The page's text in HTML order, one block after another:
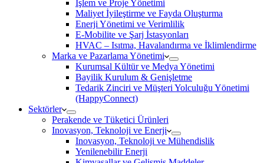
İşlem ve Proje Yönetimi
Maliyet İyileştirme ve Fayda Oluşturma
Enerji Yönetimi ve Verimlilik
E-Mobilite ve Şarj İstasyonları
HVAC – Isıtma, Havalandırma ve İklimlendirme
Marka ve Pazarlama Yönetimi
Kurumsal Kültür ve Medya Yönetimi
Bayilik Kurulum & Genişletme
Tedarik Zinciri ve Müşteri Yolculuğu Yönetimi
(HappyConnect)
Sektörler
Perakende ve Tüketici Ürünleri
Inovasyon, Teknoloji ve Enerji
Inovasyon, Teknoloji ve Mühendislik
Yenilenebilir Enerji